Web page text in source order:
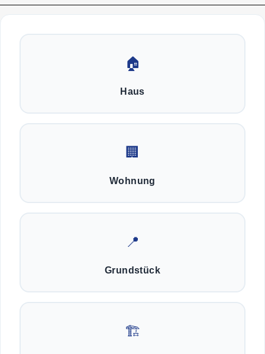
🏠
Haus
🏢
Wohnung
📍
Grundstück
🏗️